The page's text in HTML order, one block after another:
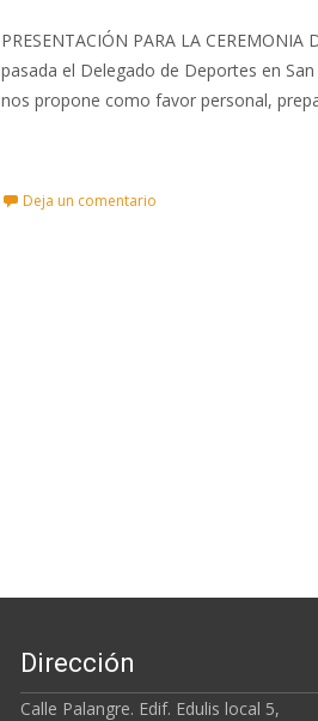
PRESENTACIÓN PARA LA
pasada el Delegado de Deportes en
nos propone como favor personal,
Deja un comentario
Dirección
Calle Palangre. Edif. Edulis local 5,